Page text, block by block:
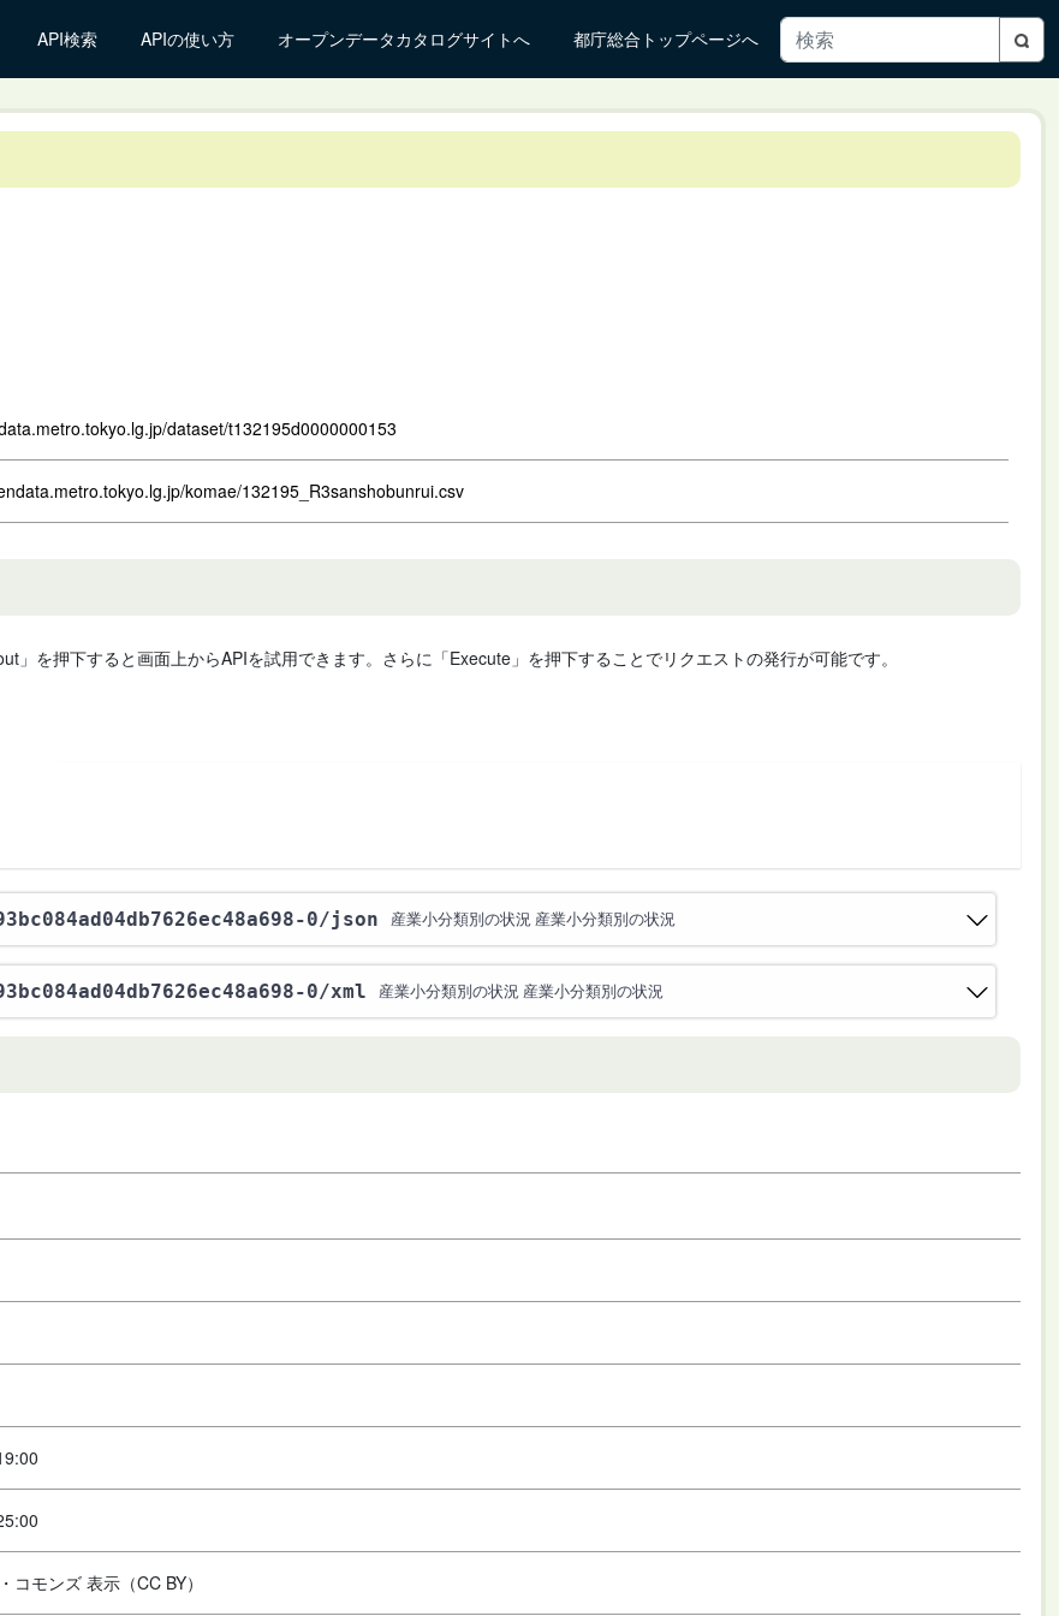
API検索 APIの使い方 オープンデータカタログサイトへ 都庁総合トップページへ
dataset/t132195d0000000153
komae/132195_R3sanshobunrui.csv
」を押下すると画面上からAPIを試用できます。さらに「Execute」を押下することでリクエストの発行が可能です。
0/json 産業小分類別の状況 産業小分類別の状況
0/xml 産業小分類別の状況 産業小分類別の状況
コモンズ 表示（CC BY）